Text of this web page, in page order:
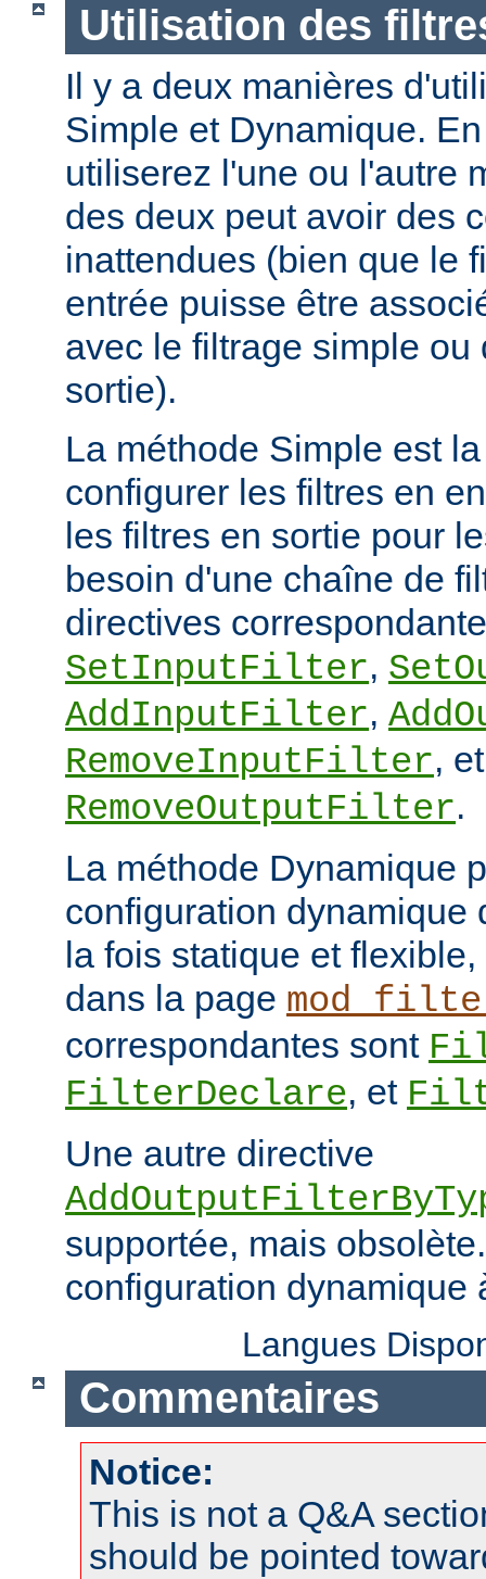
Utilisation des
Il y a deux manières
Simple et Dynamique.
utiliserez l'une ou l'autre
des deux peut avoir des
inattendues (bien que le
entrée puisse être
avec le filtrage simple ou
sortie).
La méthode Simple est
configurer les filtres en
les filtres en sortie pour
besoin d'une chaîne de
directives
SetInputFilter,
AddInputFilter,
RemoveInputFilter, et
RemoveOutputFilter.
La méthode Dynamique
configuration dynamique
la fois statique et
dans la page
correspondantes sont
FilterDeclare, et
Une autre directive
supportée, mais
configuration dynamique
Langues
Commentaires
Notice:
This is not a Q&A
should be pointed